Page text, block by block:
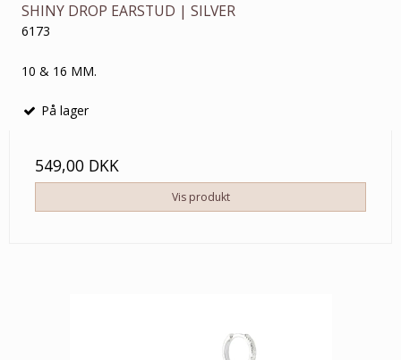
SHINY DROP EARSTUD | SILVER
6173
10 & 16 MM.
På lager
549,00 DKK
Vis produkt